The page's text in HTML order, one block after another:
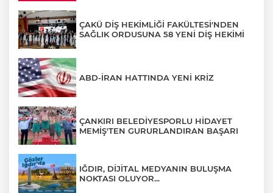
ÇAKÜ DİŞ HEKİMLİĞİ FAKÜLTESİ'NDEN
SAĞLIK ORDUSUNA 58 YENİ DİŞ HEKİMİ
ABD-İRAN HATTINDA YENİ KRİZ
ÇANKIRI BELEDİYESPORLU HİDAYET
MEMİŞ'TEN GURURLANDIRAN BAŞARI
IĞDIR, DİJİTAL MEDYANIN BULUŞMA
NOKTASI OLUYOR...